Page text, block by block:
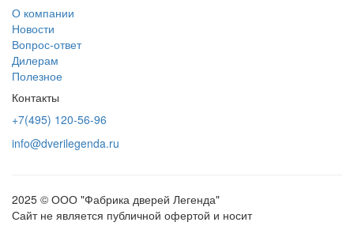
О компании
Новости
Вопрос-ответ
Дилерам
Полезное
Контакты
+7(495) 120-56-96
info@dverilegenda.ru
2025 © ООО "Фабрика дверей Легенда"
Сайт не является публичной офертой и носит